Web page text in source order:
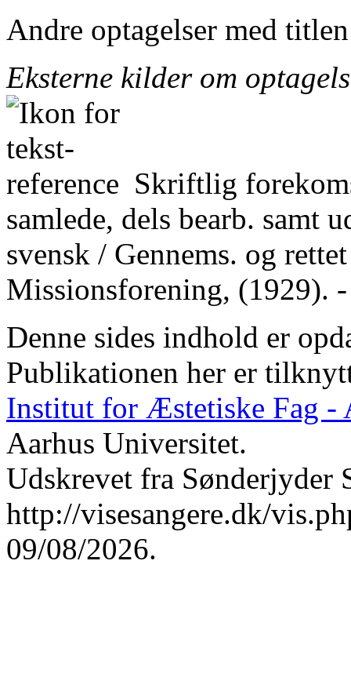
Andre optagelser med
Eksterne kilder om
Skriftlig
samlede, dels bearb. samt
svensk / Gennems. og
Missionsforening, (1929).
Denne sides indhold er
Publikationen her er
Institut for Æstetiske Fag -
Aarhus Universitet.
Udskrevet fra Sønderjyder
http://visesangere.dk/
09/08/2026.